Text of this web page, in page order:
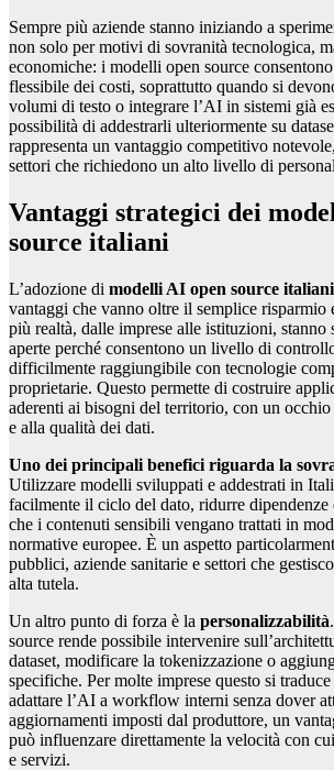
Sempre più aziende stanno iniziando a
non solo per motivi di sovranità tecnologica,
economiche: i modelli open source
flessibile dei costi, soprattutto quando si
volumi di testo o integrare l’AI in sistemi già
possibilità di addestrarli ulteriormente su
rappresenta un vantaggio competitivo
settori che richiedono un alto livello di
Vantaggi strategici dei
source italiani
L’adozione di modelli AI open source italiani
vantaggi che vanno oltre il semplice risparmio
più realtà, dalle imprese alle istituzioni, stanno
aperte perché consentono un livello di
difficilmente raggiungibile con tecnologie
proprietarie. Questo permette di costruire
aderenti ai bisogni del territorio, con un occhio
e alla qualità dei dati.
Uno dei principali benefici riguarda la
Utilizzare modelli sviluppati e addestrati in
facilmente il ciclo del dato, ridurre dipendenze
che i contenuti sensibili vengano trattati in
normative europee. È un aspetto
pubblici, aziende sanitarie e settori che
alta tutela.
Un altro punto di forza è la personalizzabilità
source rende possibile intervenire
dataset, modificare la tokenizzazione o
specifiche. Per molte imprese questo si
adattare l’AI a workflow interni senza dover
aggiornamenti imposti dal produttore, un
può influenzare direttamente la velocità con
e servizi.